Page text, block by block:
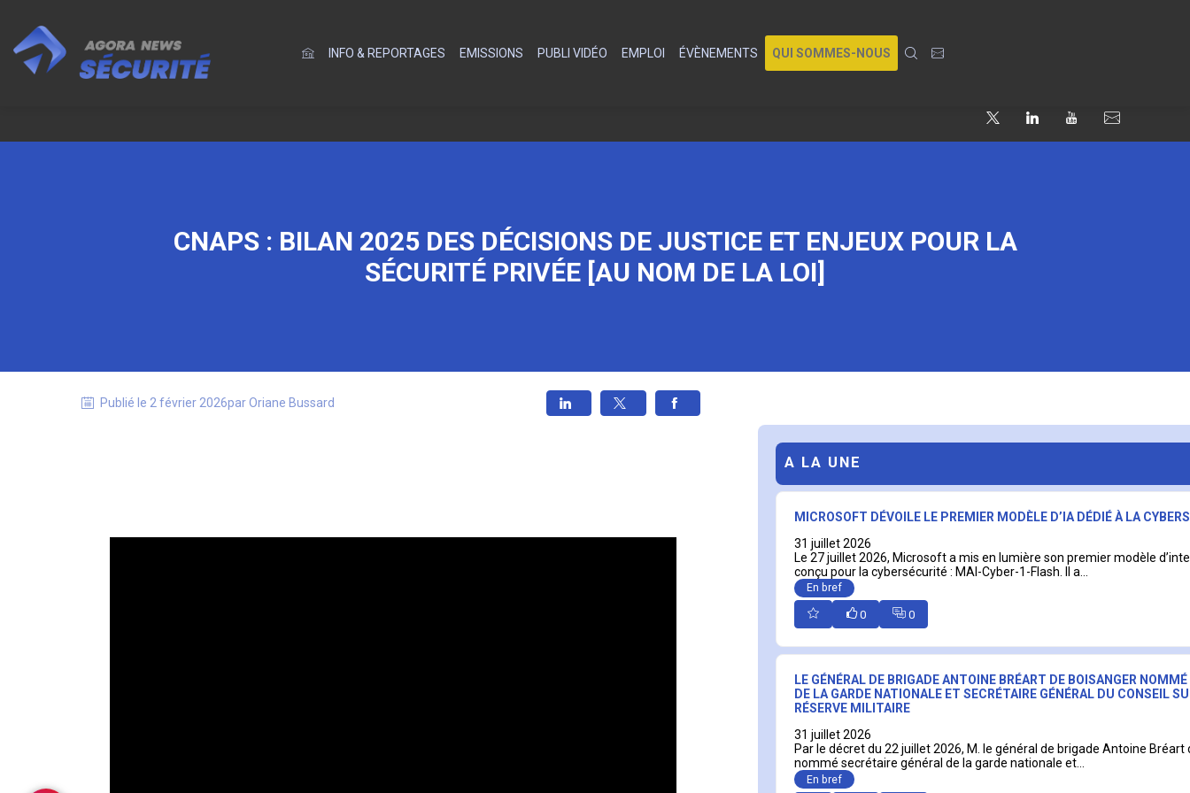
INFO & REPORTAGES EMISSIONS PUBLI VIDÉO EMPLOI ÉVÈNEMENTS QUI SOMMES-NOUS
CNAPS : BILAN 2025 DES DÉCISIONS DE JUSTICE ET ENJEUX POUR LA
SÉCURITÉ PRIVÉE [AU NOM DE LA LOI]
Publié le 2 février 2026parOriane Bussard
A LA UNE
MICROSOFT DÉVOILE LE PREMIER MODÈLE D’IA DÉDIÉ À LA
31 juillet 2026
Le 27 juillet 2026, Microsoft a mis en lumière son premier modèle
conçu pour la cybersécurité : MAI-Cyber-1-Flash. Il a...
En bref
0 0
LE GÉNÉRAL DE BRIGADE ANTOINE BRÉART DE BOISANGER
DE LA GARDE NATIONALE ET SECRÉTAIRE GÉNÉRAL DU CONSEIL
RÉSERVE MILITAIRE
31 juillet 2026
Par le décret du 22 juillet 2026, M. le général de brigade Antoine Bréart
nommé secrétaire général de la garde nationale et...
En bref